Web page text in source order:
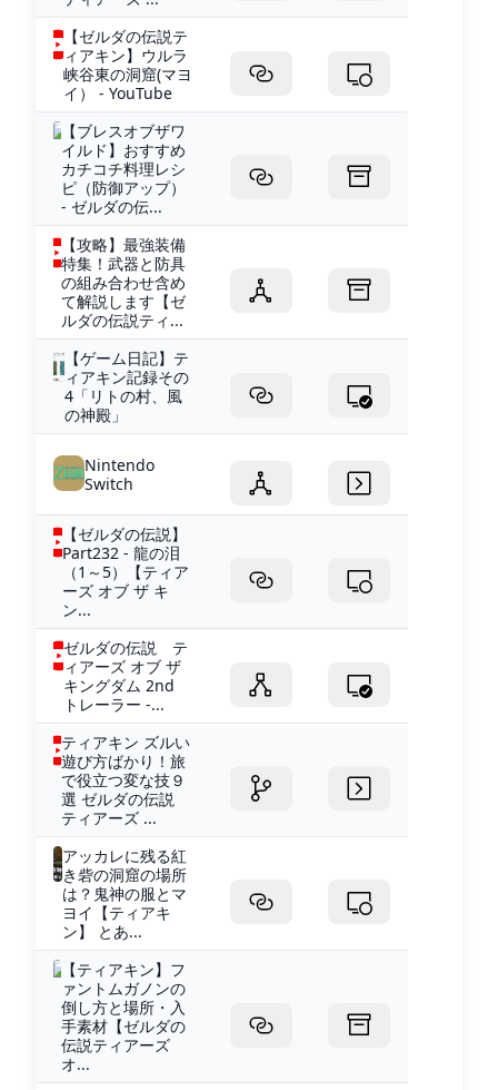
【ゼルダの伝説テ
ィアキン】ウルラ
峡谷東の洞窟(マヨ
イ） - YouTube
【ブレスオブザワ
イルド】おすすめ
カチコチ料理レシ
ピ（防御アップ）
- ゼルダの伝...
【攻略】最強装備
特集！武器と防具
の組み合わせ含め
て解説します【ゼ
ルダの伝説ティ...
【ゲーム日記】テ
ィアキン記録その
4「リトの村、風
の神殿」
Nintendo
Switch
【ゼルダの伝説】
Part232 - 龍の泪
（1～5）【ティア
ーズ オブ ザ キ
ン...
ゼルダの伝説 テ
ィアーズ オブ ザ
キングダム 2nd
トレーラー -...
ティアキン ズルい
遊び方ばかり！旅
で役立つ変な技９
選 ゼルダの伝説
ティアーズ ...
アッカレに残る紅
き砦の洞窟の場所
は？鬼神の服とマ
ヨイ【ティアキ
ン】 とあ...
【ティアキン】フ
ァントムガノンの
倒し方と場所・入
手素材【ゼルダの
伝説ティアーズ
オ...